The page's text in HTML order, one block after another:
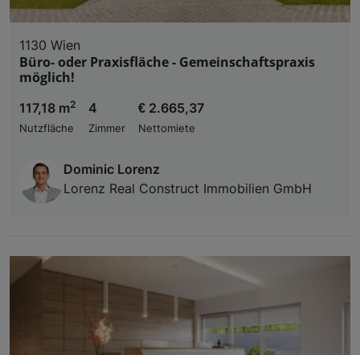
1130 Wien
Büro- oder Praxisfläche - Gemeinschaftspraxis
möglich!
117,18 m2
Nutzfläche
4
Zimmer
€ 2.665,37
Nettomiete
Dominic Lorenz
Lorenz Real Construct Immobilien GmbH